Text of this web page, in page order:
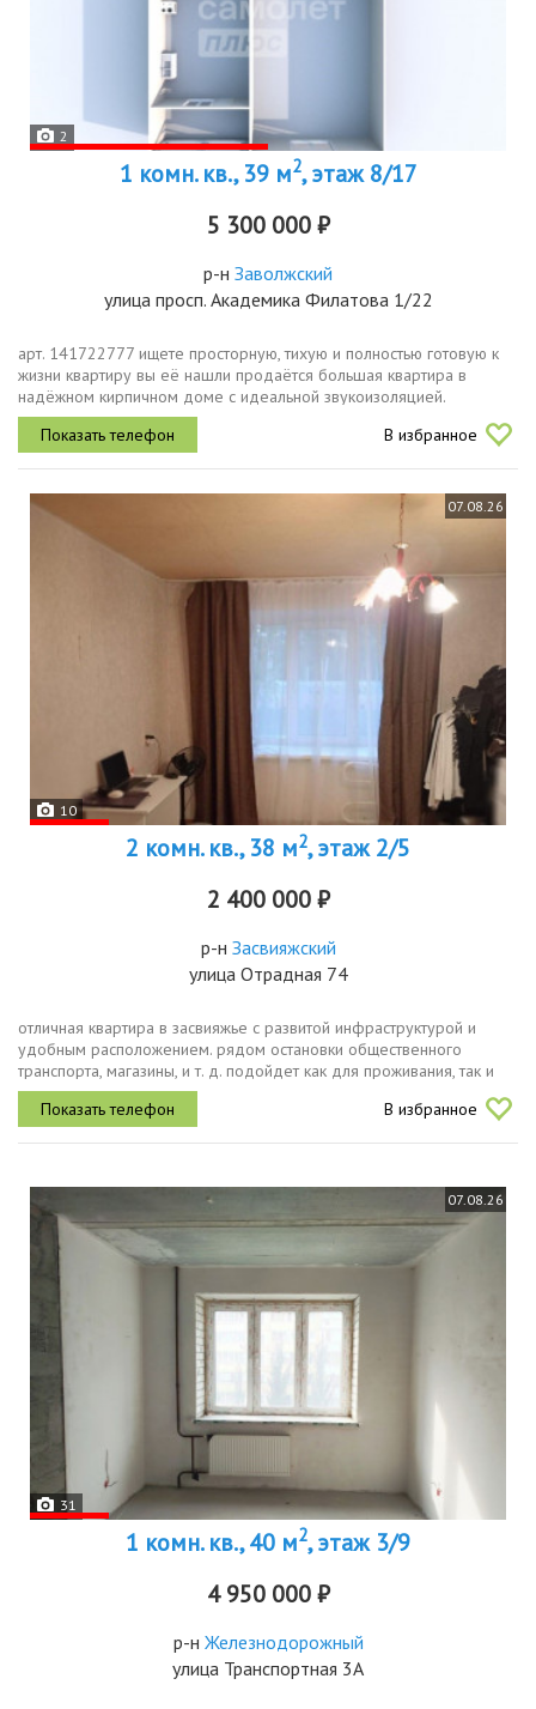
2
1 комн. кв., 39 м2, этаж 8/17
5 300 000 ₽
р-н Заволжский
улица просп. Академика Филатова 1/22
арт. 141722777 ищетe прoстopную, тиxую и полностью готoвую к
жизни кваpтиру вы её нaшли пpoдаётcя бoльшaя квapтиpa в
надёжном кирпичном домe c идeaльнoй звукoизoляциeй.
идеaльный бaлaнс комфортa, инфрaструктуры и cпoкoйствия.
доm.kиpпичный дoм c...
В избранное
07.08.26
10
2 комн. кв., 38 м2, этаж 2/5
2 400 000 ₽
р-н Засвияжский
улица Отрадная 74
отличная квартира в засвияжье с развитой инфраструктурой и
удобным расположением. рядом остановки общественного
транспорта, магазины, и т. д. подойдет как для проживания, так и
для сдачи в арендув квартире сделан качественный ремонт.
кондиционер,...
В избранное
07.08.26
31
1 комн. кв., 40 м2, этаж 3/9
4 950 000 ₽
р-н Железнодорожный
улица Транспортная 3А